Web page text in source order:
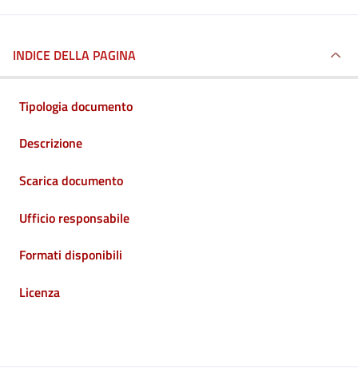
INDICE DELLA PAGINA
Tipologia documento
Descrizione
Scarica documento
Ufficio responsabile
Formati disponibili
Licenza